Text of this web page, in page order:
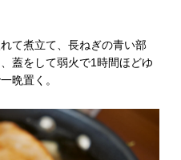
て煮立て、長ねぎの青い部
蓋をして弱火で1時間ほどゆ
晩置く。